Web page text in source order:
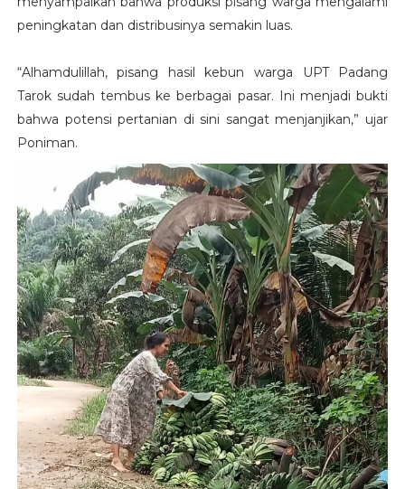
peningkatan dan distribusinya semakin luas.
“Alhamdulillah, pisang hasil kebun warga UPT Padang
Tarok sudah tembus ke berbagai pasar. Ini menjadi bukti
bahwa potensi pertanian di sini sangat menjanjikan,” ujar
Poniman.